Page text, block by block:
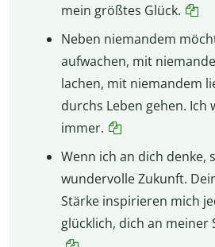
mein größtes Glück.
Neben niemandem
aufwachen, mit
lachen, mit niemandem
durchs Leben gehen. Ich
immer.
Wenn ich an dich denke,
wundervolle Zukunft.
Stärke inspirieren mich
glücklich, dich an meiner